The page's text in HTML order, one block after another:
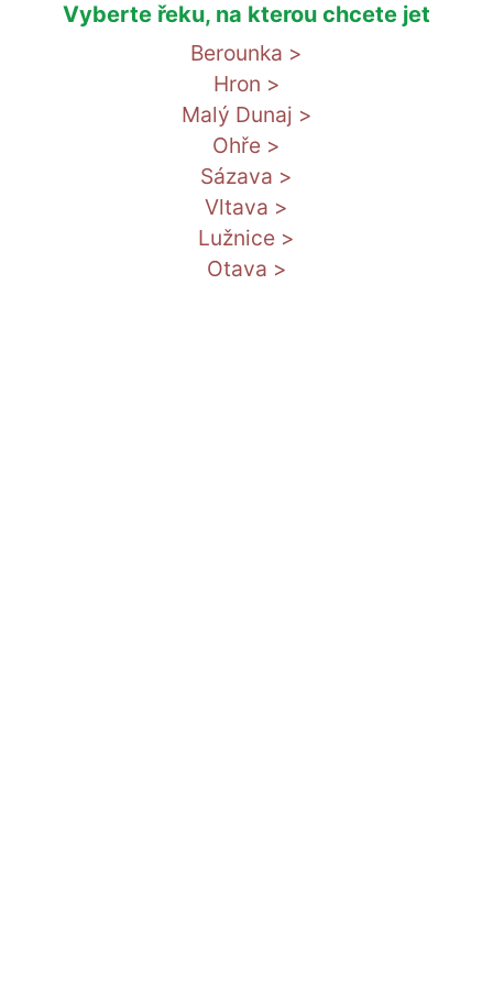
Vyberte řeku, na kterou chcete jet
Berounka >
Hron >
Malý Dunaj >
Ohře >
Sázava >
Vltava >
Lužnice >
Otava >